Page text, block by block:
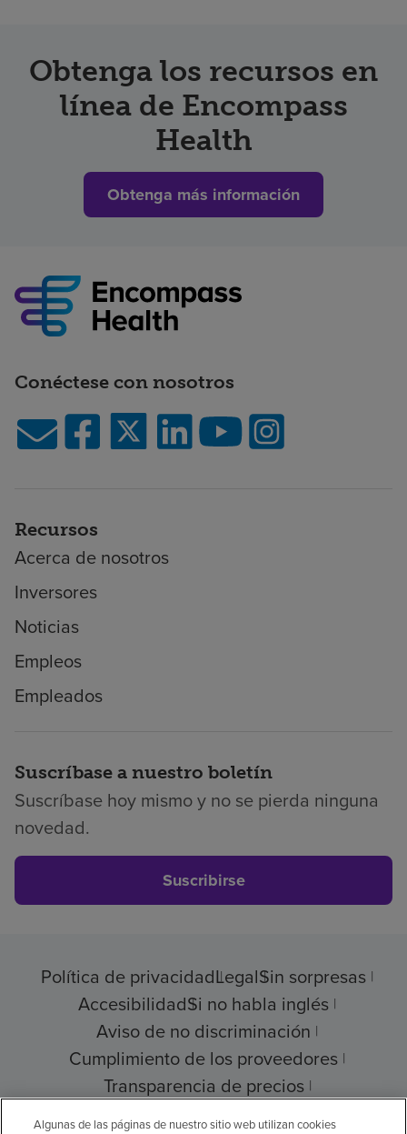
Obtenga los recursos en
línea de Encompass
Health
Obtenga más información
Conéctese con nosotros
Recursos
Acerca de nosotros
Inversores
Noticias
Empleos
Empleados
Suscríbase a nuestro boletín
Suscríbase hoy mismo y no se pierda ninguna
novedad.
Suscribirse
Política de privacidadLegalSin sorpresas
AccesibilidadSi no habla inglés
Aviso de no discriminación
Cumplimiento de los proveedores
Transparencia de precios
Ayuda para pagar su factura
Algunas de las páginas de nuestro sitio web utilizan cookies